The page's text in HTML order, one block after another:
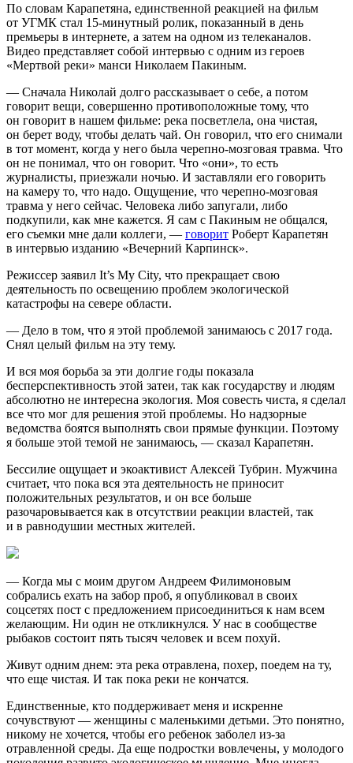
По словам Карапетяна, единственной реакцией на фильм
от УГМК стал 15-минутный ролик, показанный в день
премьеры в интернете, а затем на одном из телеканалов.
Видео представляет собой интервью с одним из героев
«Мертвой реки» манси Николаем Пакиным.
— Сначала Николай долго рассказывает о себе, а потом
говорит вещи, совершенно противоположные тому, что
он говорит в нашем фильме: река посветлела, она чистая,
он берет воду, чтобы делать чай. Он говорил, что его снимали
в тот момент, когда у него была черепно-мозговая травма. Что
он не понимал, что он говорит. Что «они», то есть
журналисты, приезжали ночью. И заставляли его говорить
на камеру то, что надо. Ощущение, что черепно-мозговая
травма у него сейчас. Человека либо запугали, либо
подкупили, как мне кажется. Я сам с Пакиным не общался,
его съемки мне дали коллеги, — говорит Роберт Карапетян
в интервью изданию «Вечерний Карпинск».
Режиссер заявил It’s My City, что прекращает свою
деятельность по освещению проблем экологической
катастрофы на севере области.
— Дело в том, что я этой проблемой занимаюсь с 2017 года.
Снял целый фильм на эту тему.
И вся моя борьба за эти долгие годы показала
бесперспективность этой затеи, так как государству и людям
абсолютно не интересна экология. Моя совесть чиста, я сделал
все что мог для решения этой проблемы. Но надзорные
ведомства боятся выполнять свои прямые функции. Поэтому
я больше этой темой не занимаюсь, — сказал Карапетян.
Бессилие ощущает и экоактивист Алексей Тубрин. Мужчина
считает, что пока вся эта деятельность не приносит
положительных результатов, и он все больше
разочаровывается как в отсутствии реакции властей, так
и в равнодушии местных жителей.
— Когда мы с моим другом Андреем Филимоновым
собрались ехать на забор проб, я опубликовал в своих
соцсетях пост с предложением присоединиться к нам всем
желающим. Ни один не откликнулся. У нас в сообществе
рыбаков состоит пять тысяч человек и всем похуй.
Живут одним днем: эта река отравлена, похер, поедем на ту,
что еще чистая. И так пока реки не кончатся.
Единственные, кто поддерживает меня и искренне
сочувствуют — женщины с маленькими детьми. Это понятно,
никому не хочется, чтобы его ребенок заболел из-за
отравленной среды. Да еще подростки вовлечены, у молодого